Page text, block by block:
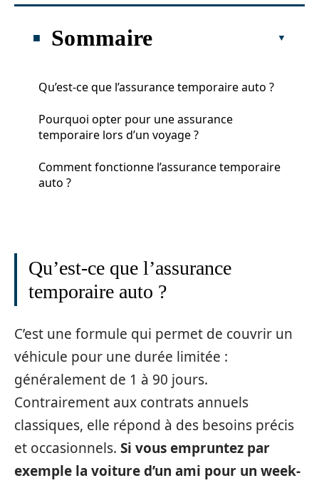
Sommaire
Qu’est-ce que l’assurance temporaire auto ?
Pourquoi opter pour une assurance
temporaire lors d’un voyage ?
Comment fonctionne l’assurance temporaire
auto ?
Qu’est-ce que l’assurance
temporaire auto ?
C’est une formule qui permet de couvrir un
véhicule pour une durée limitée :
généralement de 1 à 90 jours.
Contrairement aux contrats annuels
classiques, elle répond à des besoins précis
et occasionnels. Si vous empruntez par
exemple la voiture d’un ami pour un week-